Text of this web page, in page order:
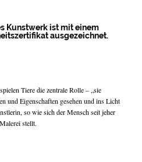
Kunstwerk ist mit einem
ausgezeichnet.
Tiere die zentrale Rolle – „sie
und Eigenschaften gesehen und ins Licht
so wie sich der Mensch seit jeher
stellt.